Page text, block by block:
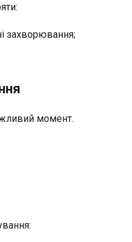
захворювання;
момент.